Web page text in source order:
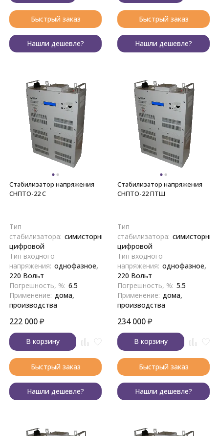
Быстрый заказ
Нашли дешевле?
Быстрый заказ
Нашли дешевле?
Стабилизатор напряжения
СНПТО-22 С
Тип
стабилизатора: симисторный,
цифровой
Тип входного
напряжения: однофазное,
220 Вольт
Погрешность, %: 6.5
Применение: дома,
производства
222 000₽
В корзину
Быстрый заказ
Нашли дешевле?
Стабилизатор напряжения
СНПТО-22 ПТШ
Тип
стабилизатора:
цифровой
Тип входного
напряжения: однофазное,
220 Вольт
Погрешность, %: 5.5
Применение: дома,
производства
234 000₽
В корзину
Быстрый заказ
Нашли дешевле?